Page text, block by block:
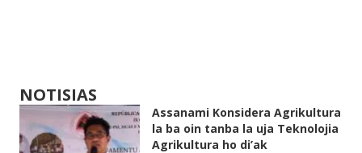
NOTISIAS
Assanami Konsidera Agrikultura
la ba oin tanba la uja Teknolojia
Agrikultura ho di’ak